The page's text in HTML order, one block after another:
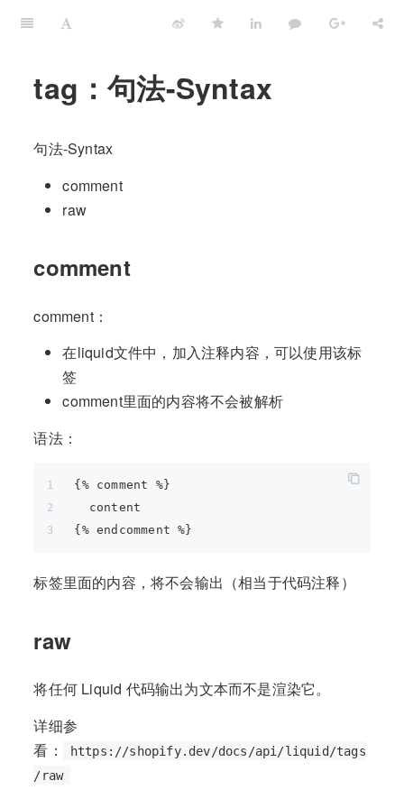
tag：句法-Syntax
句法-Syntax
comment
raw
comment
comment：
在liquid文件中，加入注释内容，可以使用该标
签
comment里面的内容将不会被解析
语法：
{% comment %}
  content
{% endcomment %}
标签里面的内容，将不会输出（相当于代码注释）
raw
将任何 Liquid 代码输出为文本而不是渲染它。
详细参
看：
https://shopify.dev/docs/api/liquid/tags
/raw